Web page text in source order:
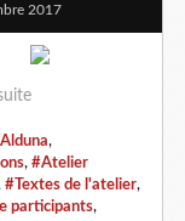
2017
,
, #Atelier
#Textes de l'atelier,
participants,